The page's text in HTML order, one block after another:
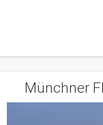
Münchner